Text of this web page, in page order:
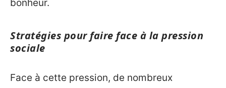
bonheur.
Stratégies pour faire face à la pression
sociale
Face à cette pression, de nombreux